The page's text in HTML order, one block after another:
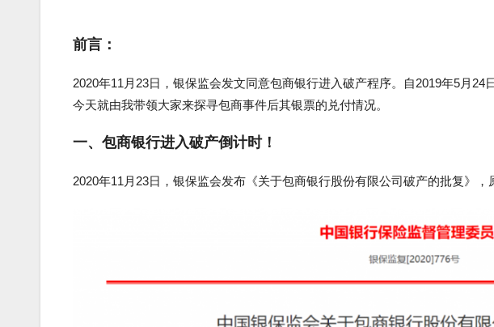
前言：
2020年11月23日，银保监会发文同意包商银行进入破产程序。自2019年5月24
今天就由我带领大家来探寻包商事件后其银票的兑付情况。
一、包商银行进入破产倒计时！
2020年11月23日，银保监会发布《关于包商银行股份有限公司破产的批复》，